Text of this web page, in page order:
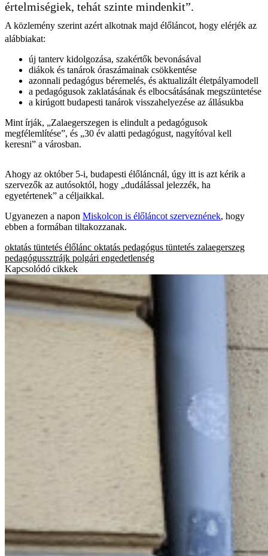
értelmiségiek, tehát szinte mindenkit”.
A közlemény szerint azért alkotnak majd élőláncot, hogy elérjék az
alábbiakat:
új tanterv kidolgozása, szakértők bevonásával
diákok és tanárok óraszámainak csökkentése
azonnali pedagógus béremelés, és aktualizált életpályamodell
a pedagógusok zaklatásának és elbocsátásának megszüntetése
a kirúgott budapesti tanárok visszahelyezése az állásukba
Mint írják, „Zalaegerszegen is elindult a pedagógusok
megfélemlítése”, és „30 év alatti pedagógust, nagyítóval kell
keresni” a városban.
Ahogy az október 5-i, budapesti élőláncnál, úgy itt is azt kérik a
szervezők az autósoktól, hogy „dudálással jelezzék, ha
egyetértenek” a céljaikkal.
Ugyanezen a napon Miskolcon is élőláncot szerveznének, hogy
ebben a formában tiltakozzanak.
oktatás tüntetés élőlánc oktatás pedagógus tüntetés zalaegerszeg
pedagógussztrájk polgári engedetlenség
Kapcsolódó cikkek